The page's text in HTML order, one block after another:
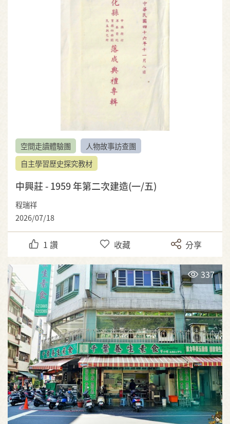
空間走讀體驗團
人物故事訪查團
自主學習歷史探究教材
中興莊 - 1959 年第二次建造(一/五)
程瑞祥
2026/07/18
1 讚 收藏 分享
337